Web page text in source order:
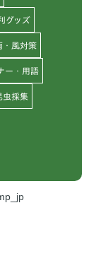
グッズ
・風対策
ー・用語
虫採集